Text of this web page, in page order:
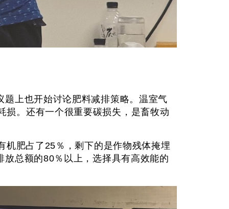
上也开始讨论肥料减排策略。温室气
。还有一个很重要碳损失，是畜牧动
机肥占了25％，剩下的是作物残体掩埋
总额的80％以上，选择具有高效能的